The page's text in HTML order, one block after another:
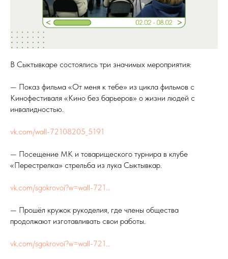
В Сыктывкаре состоялись три значимых мероприятия:
— Показ фильма «От меня к тебе» из цикла фильмов с
Кинофестиваля «Кино без барьеров» о жизни людей с
инвалидностью.
vk.com/wall-72108205_5191
— Посещение МК и товарищеского турнира в клубе
«Перестрелка» стрельба из лука Сыктывкар.
vk.com/sgokrovoi?w=wall-721...
— Прошёл кружок рукоделия, где члены общества
продолжают изготавливать свои работы.
vk.com/sgokrovoi?w=wall-721...